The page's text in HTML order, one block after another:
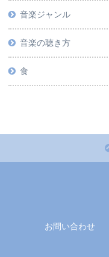
音楽ジャンル
音楽の聴き方
食
お問い合わせ